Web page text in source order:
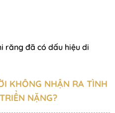
răng đã có dấu hiệu di
KHÔNG NHẬN RA TÌNH
NẶNG?